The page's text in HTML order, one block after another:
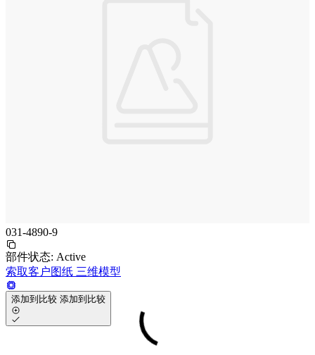
031-4890-9
部件状态: Active
索取客户图纸 三维模型
添加到比较 添加到比较